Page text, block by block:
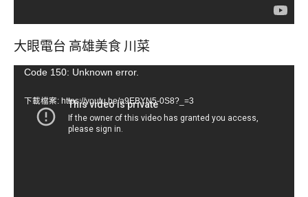
大眼電台 高雄美食 川菜
視Code 150: Unknown error.
下載檔案: https://youtu.be/a9EBYN5-0S8?_=3